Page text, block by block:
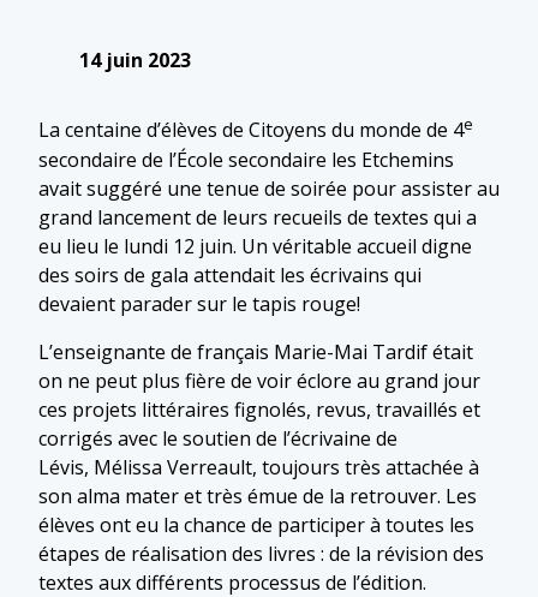
14 juin 2023
La centaine d’élèves de Citoyens du monde de 4e
secondaire de l’École secondaire les Etchemins
avait suggéré une tenue de soirée pour assister au
grand lancement de leurs recueils de textes qui a
eu lieu le lundi 12 juin. Un véritable accueil digne
des soirs de gala attendait les écrivains qui
devaient parader sur le tapis rouge!
L’enseignante de français Marie-Mai Tardif était
on ne peut plus fière de voir éclore au grand jour
ces projets littéraires fignolés, revus, travaillés et
corrigés avec le soutien de l’écrivaine de
Lévis, Mélissa Verreault, toujours très attachée à
son alma mater et très émue de la retrouver. Les
élèves ont eu la chance de participer à toutes les
étapes de réalisation des livres : de la révision des
textes aux différents processus de l’édition.